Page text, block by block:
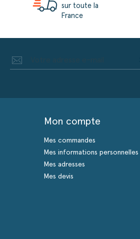
sur toute la
France
Mon compte
Mes commandes
Mes informations personnelles
Mes adresses
Mes devis